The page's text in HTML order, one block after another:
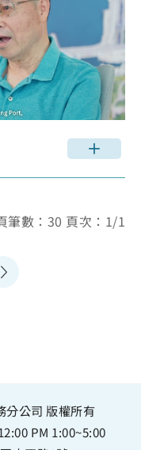
筆數：30 頁次：1/1
分公司 版權所有
PM 1:00~5:00